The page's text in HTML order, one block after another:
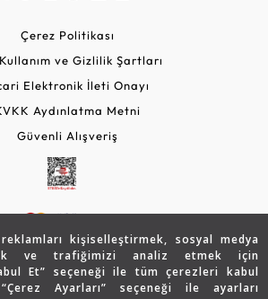
kişiselleştirmek, sosyal medya
ve trafiğimizi analiz etmek için
Et” seçeneği ile tüm çerezleri kabul
Ayarları” seçeneği ile ayarları
© 2026 Assos Diamond
Çerez Politikası
ve Gizlilik Şartları
Elektronik İleti Onayı
Aydınlatma Metni
Güvenli Alışveriş